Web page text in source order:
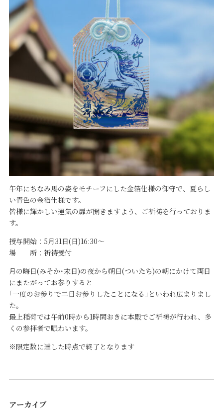
午年にちなみ馬の姿をモチーフにした金箔仕様の御守で、夏らし
い青色の金箔仕様です。
皆様に輝かしい運気の扉が開きますよう、ご祈祷を行っておりま
す。
授与開始：5月31日(日)16:30～
場 所：祈祷受付
月の晦日(みそか･末日)の夜から朔日(ついたち)の朝にかけて両日
にまたがってお参りすると
｢一度のお参りで二日お参りしたことになる｣といわれ広まりまし
た。
最上稲荷では午前0時から1時間おきに本殿でご祈祷が行われ、多
くの参拝者で賑わいます。
※限定数に達した時点で終了となります
アーカイブ